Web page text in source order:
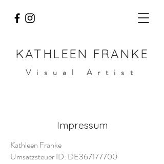
KATHLEEN FRANKE
Visual Artist
Impressum
Kathleen Franke
Umsatzsteuer ID: DE367177700